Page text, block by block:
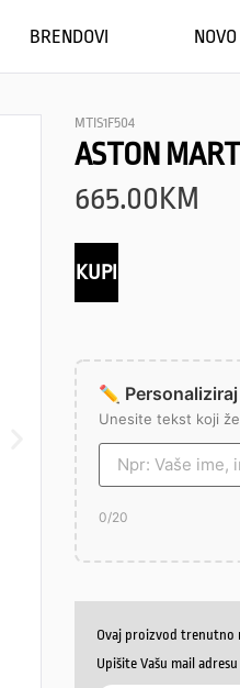
BRENDOVI NOVO
MTIS1F504
ASTON
665.00 KM
KUPI
✏️
Unesite tekst koji
0/20
Ovaj proizvod trenutno
Upišite Vašu mail